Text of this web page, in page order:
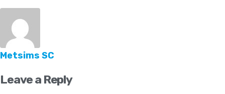
Metsims SC
Leave a Reply